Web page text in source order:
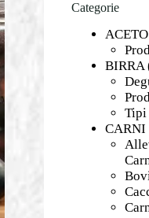
Categorie
ACETO
BIRRA
Tipi
CARNI